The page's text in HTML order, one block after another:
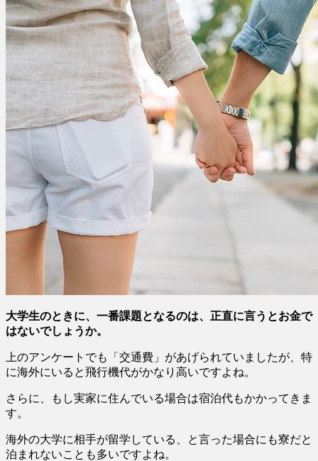
大学生のときに、一番課題となるのは、正直に言うとお金で
はないでしょうか。
上のアンケートでも「交通費」があげられていましたが、特
に海外にいると飛行機代がかなり高いですよね。
さらに、もし実家に住んでいる場合は宿泊代もかかってきま
す。
海外の大学に相手が留学している、と言った場合にも寮だと
泊まれないことも多いですよね。